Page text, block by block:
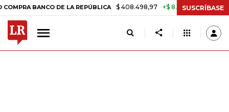
DE LA REPÚBLICA $ 408.498,97 +$ 8.753,81 +2,19% TASA
SUSCRÍBASE